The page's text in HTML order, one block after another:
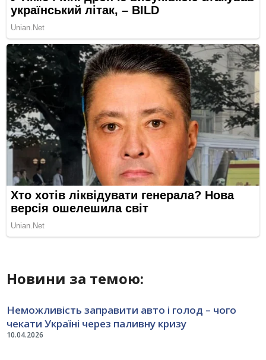
Новини за темою:
10.04.2026
Неможливість заправити авто і голод – чого
чекати Україні через паливну кризу